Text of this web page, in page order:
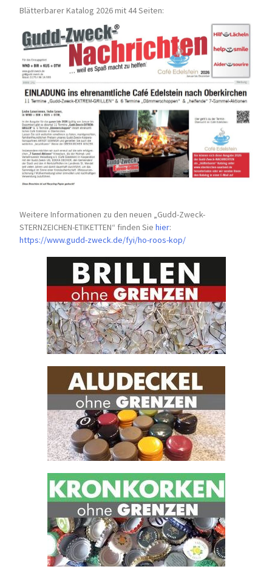
Blätterbarer Katalog 2026 mit 44 Seiten:
Weitere Informationen zu den neuen „Gudd-Zweck-
STERNZEICHEN-ETIKETTEN“ finden Siehier:
https://www.gudd-zweck.de/fyi/ho-roos-kop/